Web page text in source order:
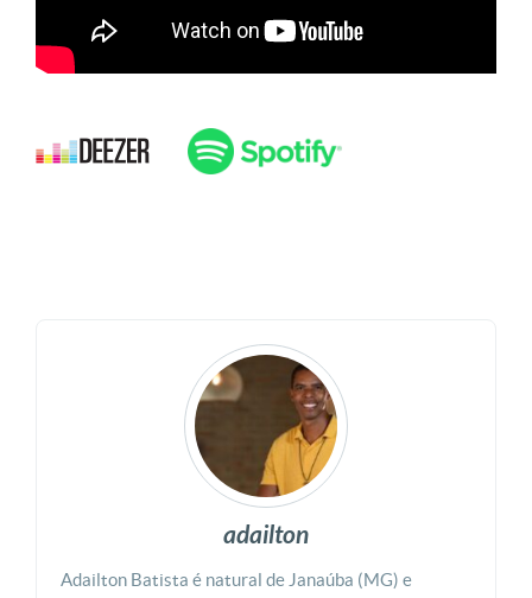
adailton
Adailton Batista é natural de Janaúba (MG) e